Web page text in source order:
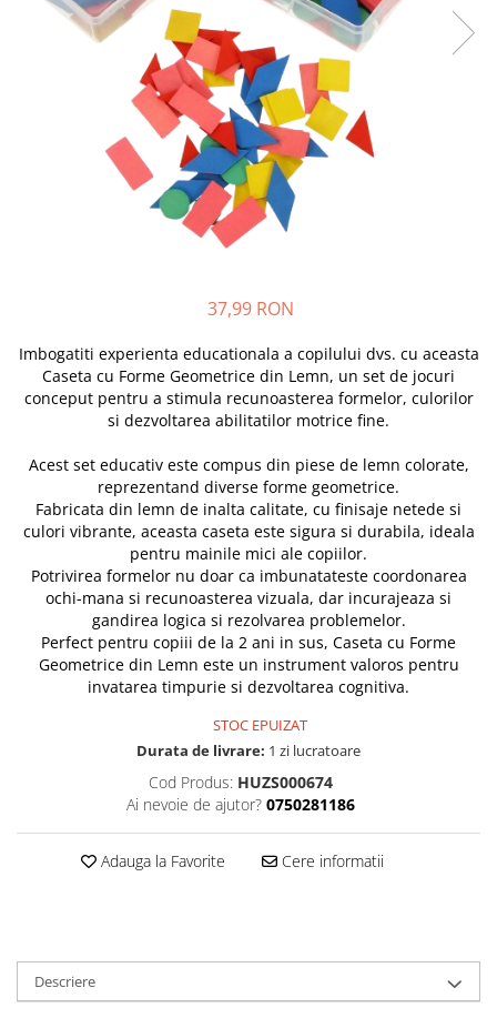
Alfabet si matematica
Jocuri de memorie si inteligenta
Seria Lectia de sanatate
Editura Galaxia Copiilor
Pisicile Războinice
Colectia Pia Papadia
Colectia Micul Paianjen Firicel
37,99 RON
Imbogatiti experienta educationala a copilului dvs. cu aceasta
Caseta cu Forme Geometrice din Lemn, un set de jocuri
conceput pentru a stimula recunoasterea formelor, culorilor
si dezvoltarea abilitatilor motrice fine.
Acest set educativ este compus din piese de lemn colorate,
reprezentand diverse forme geometrice.
Fabricata din lemn de inalta calitate, cu finisaje netede si
culori vibrante, aceasta caseta este sigura si durabila, ideala
pentru mainile mici ale copiilor.
Potrivirea formelor nu doar ca imbunatateste coordonarea
ochi-mana si recunoasterea vizuala, dar incurajeaza si
gandirea logica si rezolvarea problemelor.
Perfect pentru copiii de la 2 ani in sus, Caseta cu Forme
Geometrice din Lemn este un instrument valoros pentru
invatarea timpurie si dezvoltarea cognitiva.
STOC EPUIZAT
Durata de livrare: 1 zi lucratoare
Cod Produs: HUZS000674
Ai nevoie de ajutor? 0750281186
Adauga la Favorite Cere informatii
Descriere